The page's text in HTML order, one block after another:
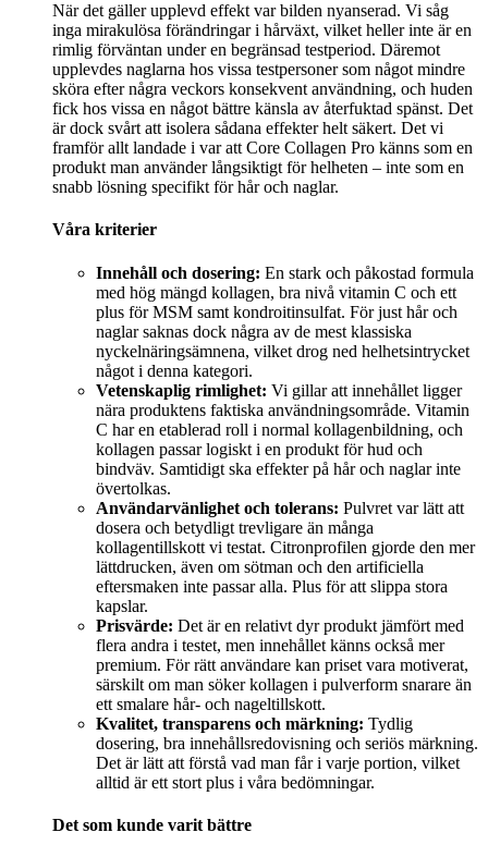
När det gäller upplevd effekt var bilden nyanserad. Vi såg
inga mirakulösa förändringar i hårväxt, vilket heller inte är en
rimlig förväntan under en begränsad testperiod. Däremot
upplevdes naglarna hos vissa testpersoner som något mindre
sköra efter några veckors konsekvent användning, och huden
fick hos vissa en något bättre känsla av återfuktad spänst. Det
är dock svårt att isolera sådana effekter helt säkert. Det vi
framför allt landade i var att Core Collagen Pro känns som en
produkt man använder långsiktigt för helheten – inte som en
snabb lösning specifikt för hår och naglar.
Våra kriterier
Innehåll och dosering: En stark och påkostad formula
med hög mängd kollagen, bra nivå vitamin C och ett
plus för MSM samt kondroitinsulfat. För just hår och
naglar saknas dock några av de mest klassiska
nyckelnäringsämnena, vilket drog ned helhetsintrycket
något i denna kategori.
Vetenskaplig rimlighet: Vi gillar att innehållet ligger
nära produktens faktiska användningsområde. Vitamin
C har en etablerad roll i normal kollagenbildning, och
kollagen passar logiskt i en produkt för hud och
bindväv. Samtidigt ska effekter på hår och naglar inte
övertolkas.
Användarvänlighet och tolerans: Pulvret var lätt att
dosera och betydligt trevligare än många
kollagentillskott vi testat. Citronprofilen gjorde den mer
lättdrucken, även om sötman och den artificiella
eftersmaken inte passar alla. Plus för att slippa stora
kapslar.
Prisvärde: Det är en relativt dyr produkt jämfört med
flera andra i testet, men innehållet känns också mer
premium. För rätt användare kan priset vara motiverat,
särskilt om man söker kollagen i pulverform snarare än
ett smalare hår- och nageltillskott.
Kvalitet, transparens och märkning: Tydlig
dosering, bra innehållsredovisning och seriös märkning.
Det är lätt att förstå vad man får i varje portion, vilket
alltid är ett stort plus i våra bedömningar.
Det som kunde varit bättre